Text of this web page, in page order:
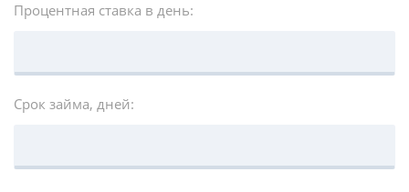
Процентная ставка в день:
Срок займа, дней: